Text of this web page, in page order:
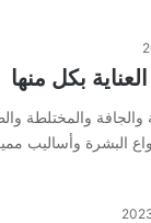
بكل منها
والجافة والمختلطة
البشرة وأساليب